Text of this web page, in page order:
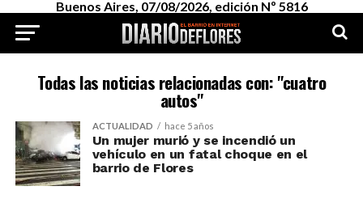
Buenos Aires, 07/08/2026, edición Nº 5816
Todas las noticias relacionadas con: "cuatro
autos"
ACTUALIDAD hace 5 años
Un mujer murió y se incendió un
vehículo en un fatal choque en el
barrio de Flores